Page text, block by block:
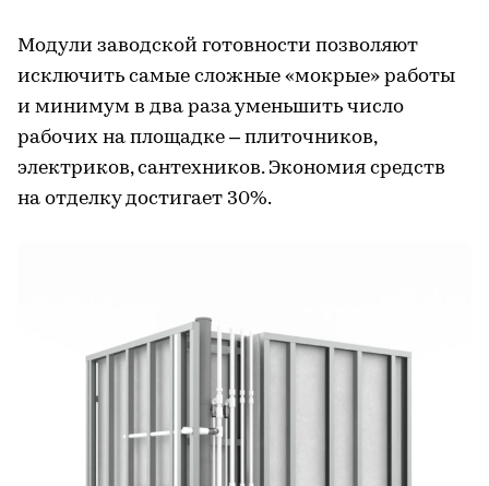
Модули заводской готовности позволяют
исключить самые сложные «мокрые» работы
и минимум в два раза уменьшить число
рабочих на площадке – плиточников,
электриков, сантехников. Экономия средств
на отделку достигает 30%.